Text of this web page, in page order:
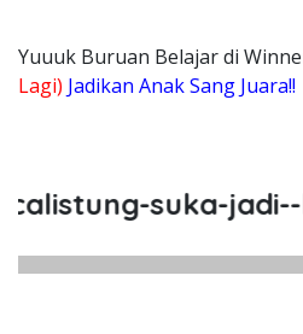
Yuuuk Buruan Belajar di
Lagi) Jadikan Anak Sang Juara!!
suka-jadi--